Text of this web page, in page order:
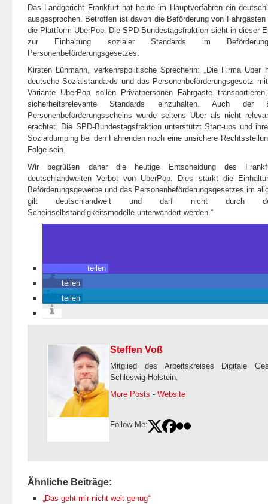
Das Landgericht Frankfurt hat heute im Hauptverfahren ein
ausgesprochen. Betroffen ist davon die Beförderung von
die Plattform UberPop. Die SPD-Bundestagsfraktion sieht in dieser
zur Einhaltung sozialer Standards im
Personenbeförderungsgesetzes.
Kirsten Lühmann, verkehrspolitische Sprecherin: „Die Firma Uber
deutsche Sozialstandards und das Personenbeförderungsgesetz
Variante UberPop sollen Privatpersonen Fahrgäste
sicherheitsrelevante Standards einzuhalten. Auch
Personenbeförderungsscheins wurde seitens Uber als nicht
erachtet. Die SPD-Bundestagsfraktion unterstützt Start-ups und
Sozialdumping bei den Fahrenden noch eine unsichere
Folge sein.
Wir begrüßen daher die heutige Entscheidung des
deutschlandweiten Verbot von UberPop. Dies stärkt die
Beförderungsgewerbe und das Personenbeförderungsgesetzes im
gilt deutschlandweit und darf nicht durch
Scheinselbständigkeitsmodelle unterwandert werden.“
teilen
teilen
teilen
Steffen Voß
Mitglied des Arbeitskreises Digitale
Schleswig-Holstein.
More Posts -Website
Follow Me:
Ähnliche Beiträge:
„Das geht mir nicht weit genug“